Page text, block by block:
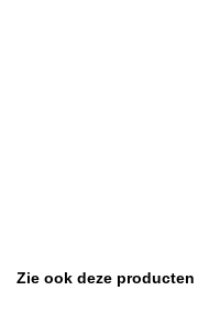
Zie ook deze producten